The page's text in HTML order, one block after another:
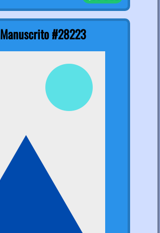
Manuscrito #28223